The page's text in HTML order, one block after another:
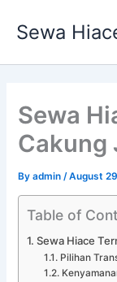
Sewa
Sewa
Cakung
Byadmin /August
Table of
Sewa Hiace
Pilihan